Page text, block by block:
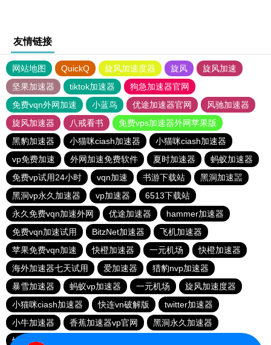
友情链接
网站地图 QuickQ 旋风加速度器 旋风
旋风加速
坚果加速器
tiktok加速器
狗急加速器官网
免费vqn外网加速
小蓝鸟 优途加速器官网
风驰加速器
旋风加速器
八戒看书
免费vps加速器外网苹果版
黑豹加速器
小猫咪ciash加速器
小猫咪ciash加速器
vp免费加速
外网加速免费软件 夏时加速器
蚂蚁加速器
免费vp试用24小时
vqn加速 书游下载站
黑洞加速噐
黑洞vp永久加速器
vp加速器
6513下载站
永久免费vqn加速外网
优途加速器
hammer加速器
免费vqn加速试用
BitzNet加速器
飞机加速器
苹果免费vqn加速
快橙加速器 一元机场
快橙加速器
海外加速器七天试用
爱加速器
猎豹nvp加速器
暴雪加速器
蚂蚁vp加速器 一元机场
旋风加速度器
小猫咪ciash加速器
快连vn破解版
twitter加速器
小牛加速器
香蕉加速器vp官网
黑洞永久加速器
快鸭加速器